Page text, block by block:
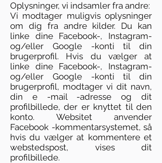
Oplysninger, vi indsamler fra andre:
Vi modtager muligvis oplysninger
om dig fra andre kilder. Du kan
linke dine Facebook-, Instagram-
og/eller Google -konti til din
brugerprofil. Hvis du vælger at
linke dine Facebook-, Instagram-
og/eller Google -konti til din
brugerprofil, modtager vi dit navn,
din e -mail -adresse og dit
profilbillede, der er knyttet til den
konto. Websitet anvender
Facebook -kommentarsystemet, så
hvis du vælger at kommentere et
webstedspost, vises dit
profilbillede.